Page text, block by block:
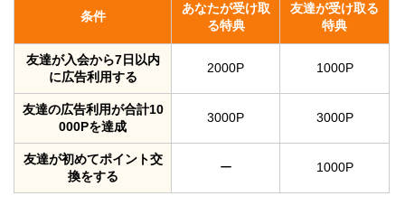
条件
あなたが受け取
る特典
友達が受け取る
特典
友達が入会から7日以内
に広告利用する
2000P 1000P
友達の広告利用が合計10
000Pを達成
3000P 3000P
友達が初めてポイント交
換をする
ー 1000P